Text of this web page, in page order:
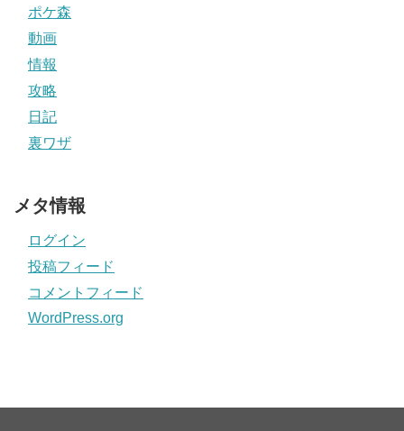
ポケ森
動画
情報
攻略
日記
裏ワザ
メタ情報
ログイン
投稿フィード
コメントフィード
WordPress.org